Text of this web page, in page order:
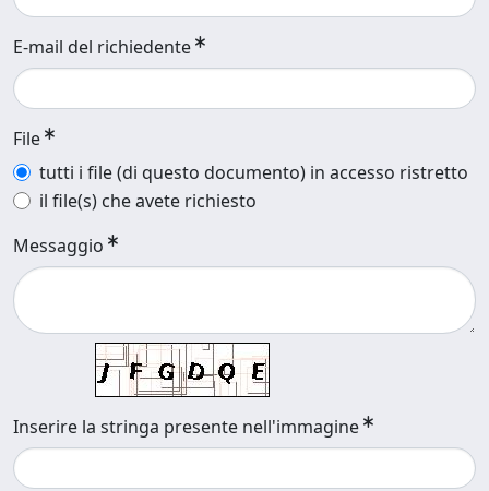
E-mail del richiedente
File
tutti i file (di questo documento) in accesso ristretto
il file(s) che avete richiesto
Messaggio
Inserire la stringa presente nell'immagine